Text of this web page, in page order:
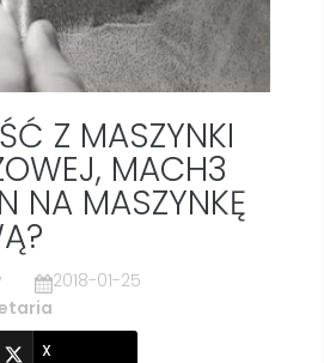
Z MASZYNKI
MACH3
NA MASZYNKĘ
2018-01-25
X